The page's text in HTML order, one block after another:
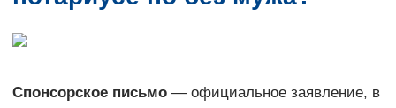
Спонсорское письмо— официальное заявление, в